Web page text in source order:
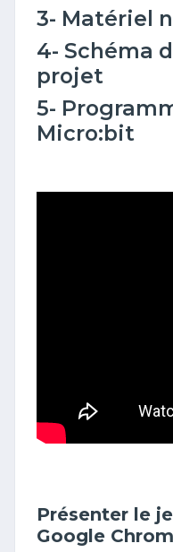
3- Matériel
4- Schéma
projet
5-
Micro:bit
Présenter le
Google